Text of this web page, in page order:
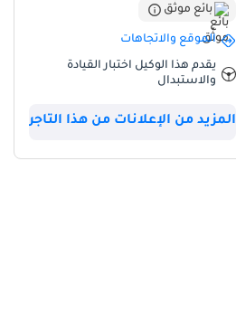
بائع موثّق
الموقع والاتجاهات
يقدم هذا الوكيل اختبار القيادة
والاستبدال
المزيد من الإعلانات من هذا التاجر